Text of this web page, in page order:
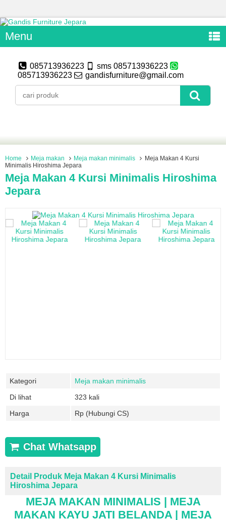
Menu
085713936223
sms 085713936223
085713936223
gandisfurniture@gmail.com
Home Meja makan Meja makan minimalis
Meja Makan 4 Kursi
Minimalis Hiroshima Jepara
Meja Makan 4 Kursi Minimalis Hiroshima
Jepara
Kategori
Meja makan minimalis
Di lihat
323 kali
Harga
Rp (Hubungi CS)
Chat Whatsapp
Detail Produk Meja Makan 4 Kursi Minimalis
Hiroshima Jepara
MEJA MAKAN MINIMALIS | MEJA
MAKAN KAYU JATI BELANDA | MEJA